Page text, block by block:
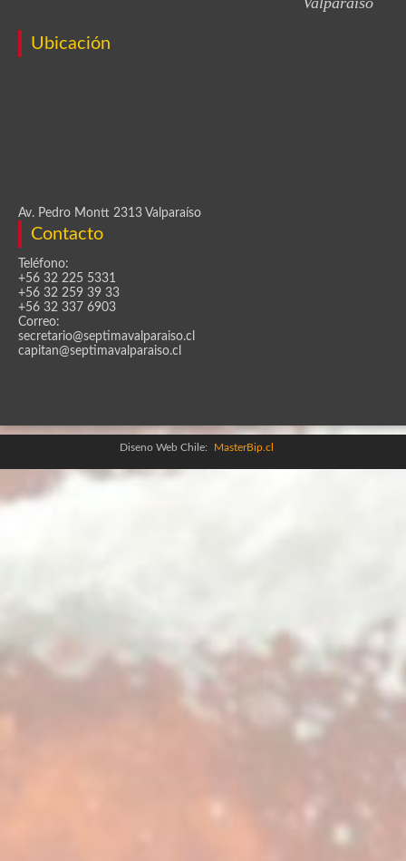
Ubicación
Av. Pedro Montt 2313 Valparaíso
Contacto
Teléfono:
+56 32 225 5331
+56 32 259 39 33
+56 32 337 6903
Correo:
secretario@septimavalparaiso.cl
capitan@septimavalparaiso.cl
Diseno Web Chile: MasterBip.cl